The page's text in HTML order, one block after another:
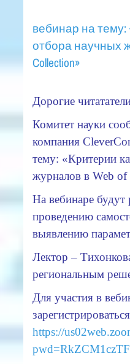
вебинар на
отбора научных
Collection»
Дорогие
Комитет науки
компания
тему: «Критерии
журналов в Web
На вебинаре
проведению
выявлению
Лектор –
региональным
Для участия в
https://